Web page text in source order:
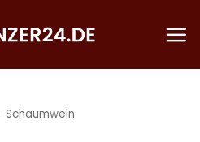
Schaumwein